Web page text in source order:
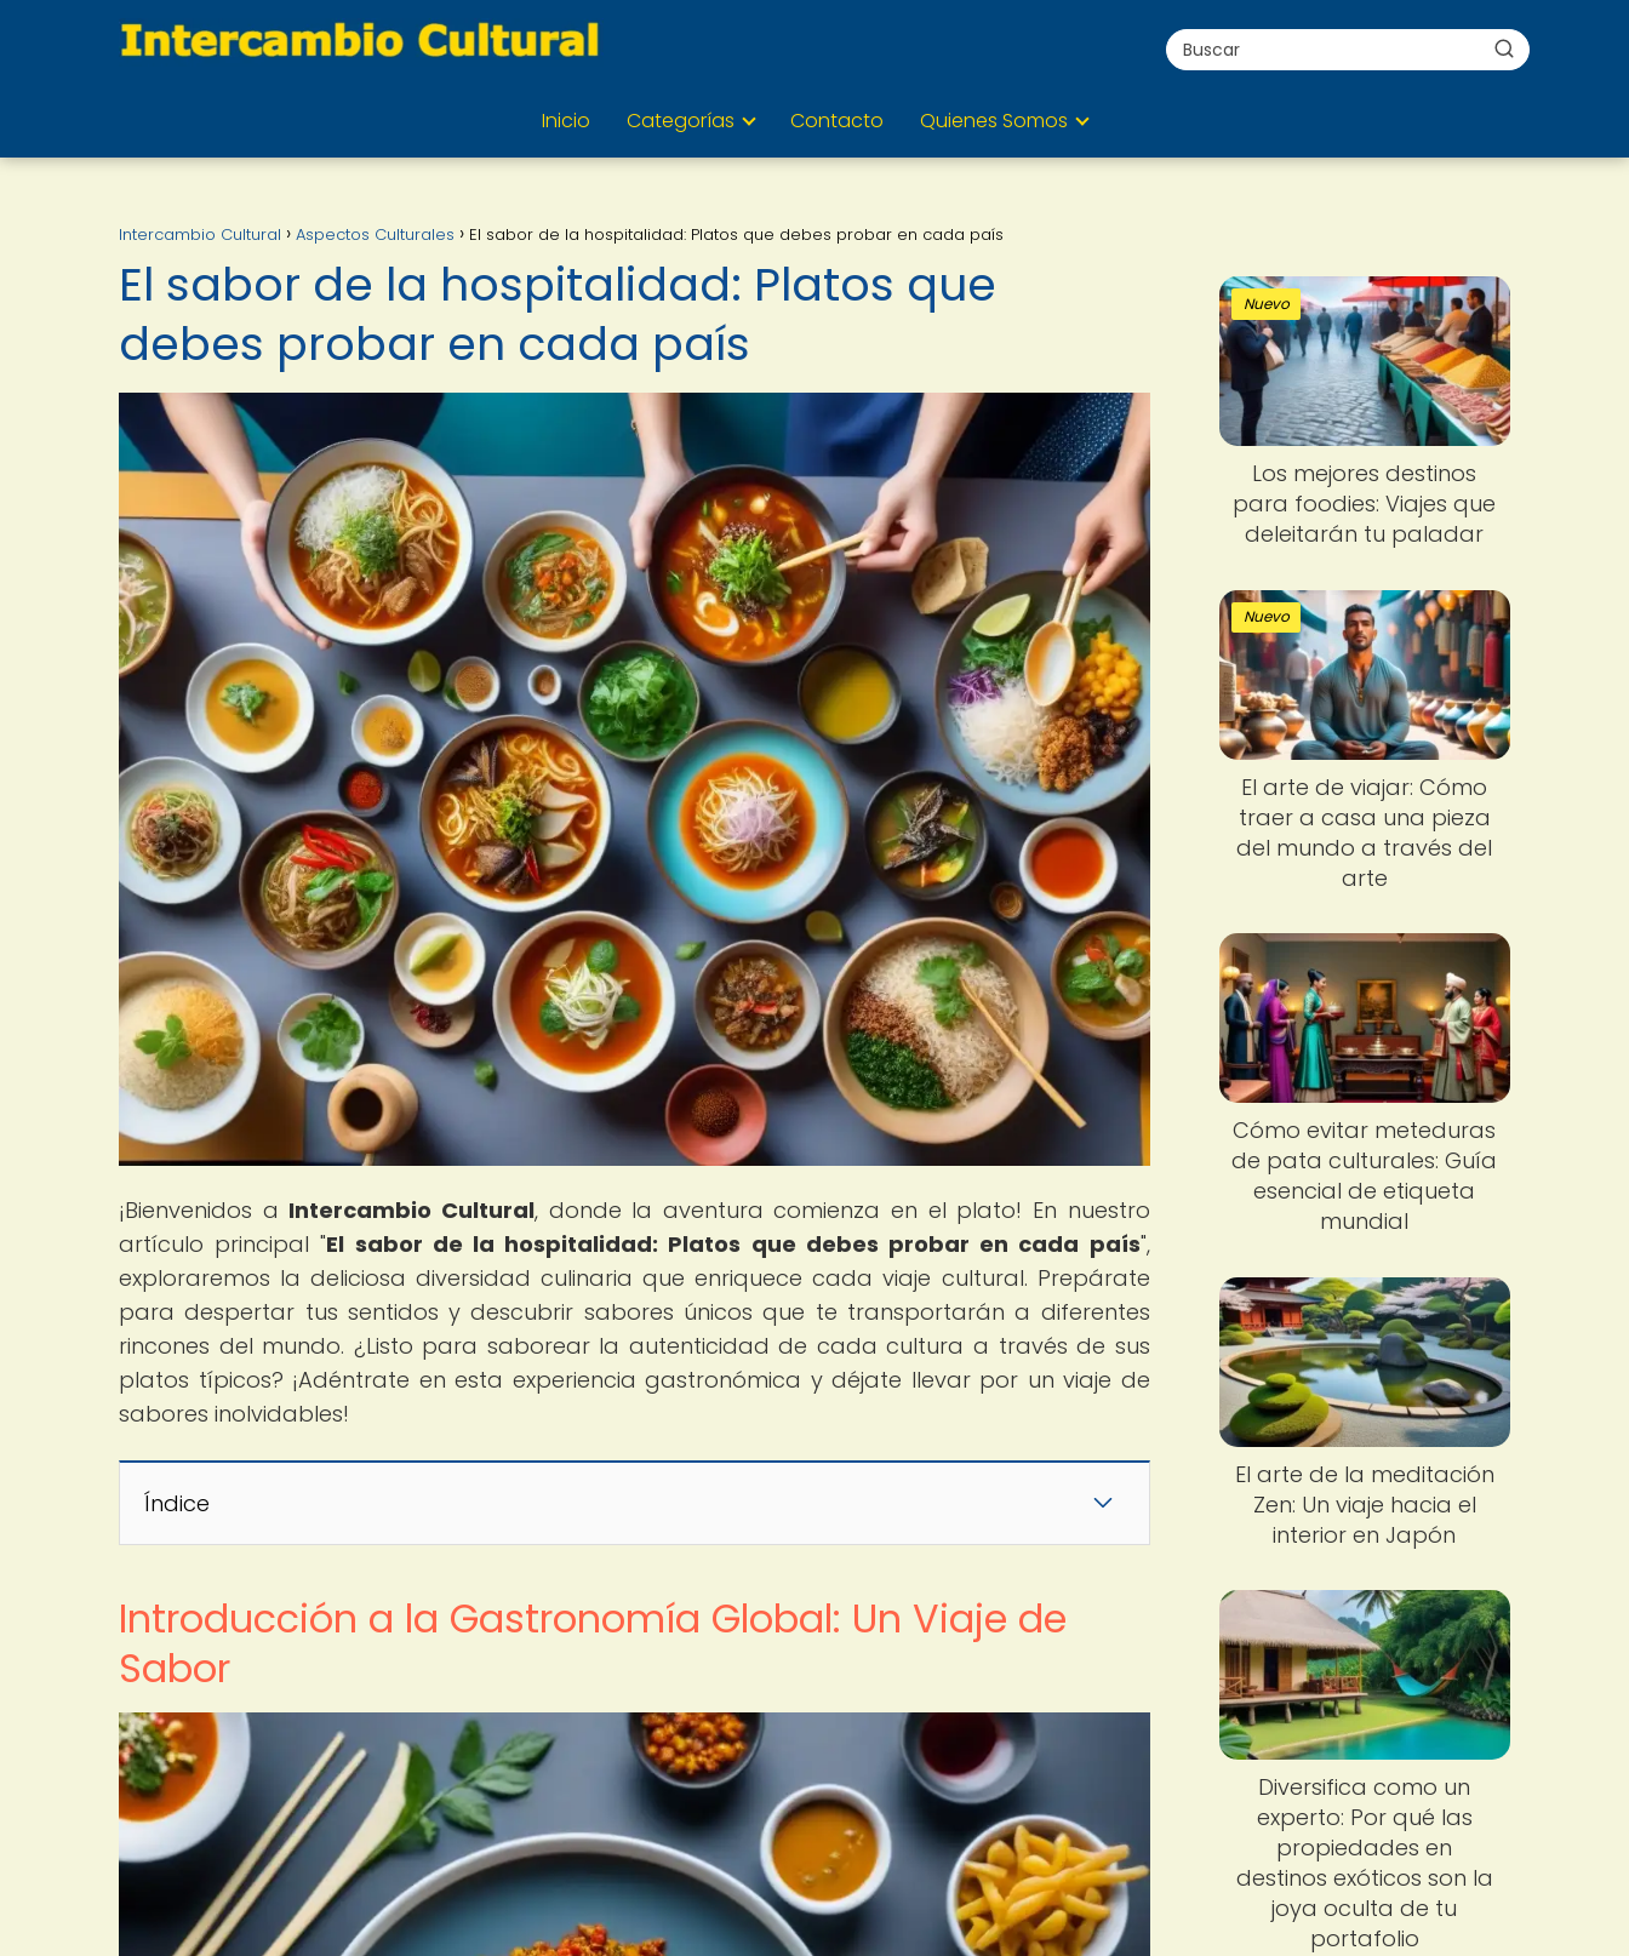
Inicio Categorías Contacto Quienes Somos
Intercambio Cultural Aspectos Culturales El sabor de la hospitalidad: Platos que debes probar en cada país
El sabor de la hospitalidad: Platos que
debes probar en cada país
¡Bienvenidos a Intercambio Cultural, donde la aventura comienza en el plato! En nuestro
artículo principal "El sabor de la hospitalidad: Platos que debes probar en cada país",
exploraremos la deliciosa diversidad culinaria que enriquece cada viaje cultural. Prepárate
para despertar tus sentidos y descubrir sabores únicos que te transportarán a diferentes
rincones del mundo. ¿Listo para saborear la autenticidad de cada cultura a través de sus
platos típicos? ¡Adéntrate en esta experiencia gastronómica y déjate llevar por un viaje de
sabores inolvidables!
Índice
Introducción a la Gastronomía Global: Un Viaje de
Sabor
Nuevo
Los mejores destinos
para foodies: Viajes que
deleitarán tu paladar
Nuevo
El arte de viajar: Cómo
traer a casa una pieza
del mundo a través del
arte
Cómo evitar meteduras
de pata culturales: Guía
esencial de etiqueta
mundial
El arte de la meditación
Zen: Un viaje hacia el
interior en Japón
Diversifica como un
experto: Por qué las
propiedades en
destinos exóticos son la
joya oculta de tu
portafolio